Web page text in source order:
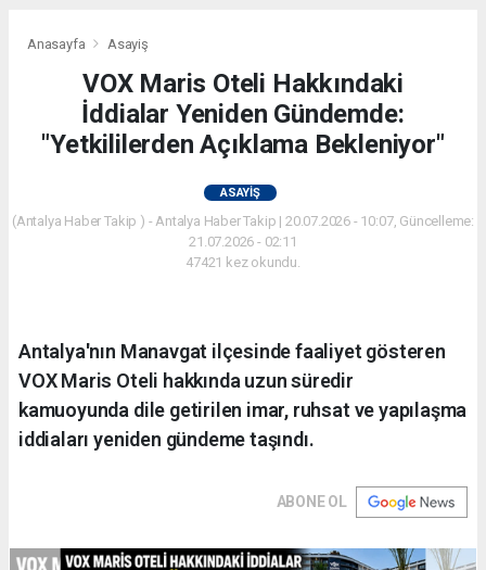
Anasayfa Asayiş
VOX Maris Oteli Hakkındaki
İddialar Yeniden Gündemde:
"Yetkililerden Açıklama Bekleniyor"
ASAYIŞ
(Antalya Haber Takip ) - Antalya Haber Takip | 20.07.2026 - 10:07, Güncelleme:
21.07.2026 - 02:11
47421 kez okundu.
Antalya'nın Manavgat ilçesinde faaliyet gösteren
VOX Maris Oteli hakkında uzun süredir
kamuoyunda dile getirilen imar, ruhsat ve yapılaşma
iddiaları yeniden gündeme taşındı.
ABONE OL